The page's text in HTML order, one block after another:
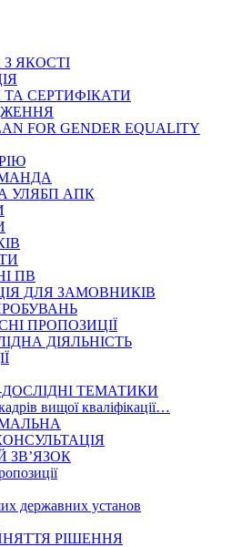
ЯКОСТІ
ТА СЕРТИФІКАТИ
FOR GENDER EQUALITY
УЛЯБП АПК
ПВ
ДЛЯ ЗАМОВНИКІВ
ПРОПОЗИЦІЇ
ДІЯЛЬНІСТЬ
ТЕМАТИКИ
вищої кваліфікації…
ЗВ’ЯЗОК
державних установ
РІШЕННЯ